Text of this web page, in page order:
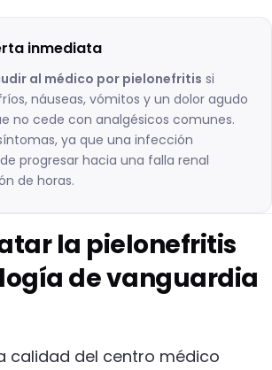
inmediata
al médico por pielonefritis si
náuseas, vómitos y un dolor agudo
no cede con analgésicos comunes.
ya que una infección
progresar hacia una falla renal
de horas.
la pielonefritis
de vanguardia
calidad del centro médico